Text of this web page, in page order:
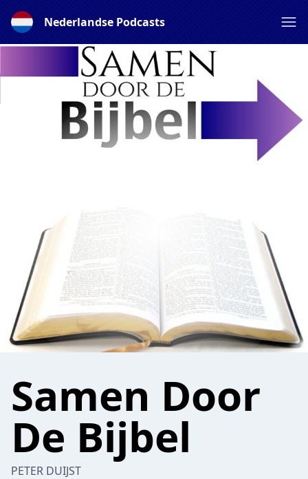
Nederlandse Podcasts
Samen Door
De Bijbel
PETER DUIJST